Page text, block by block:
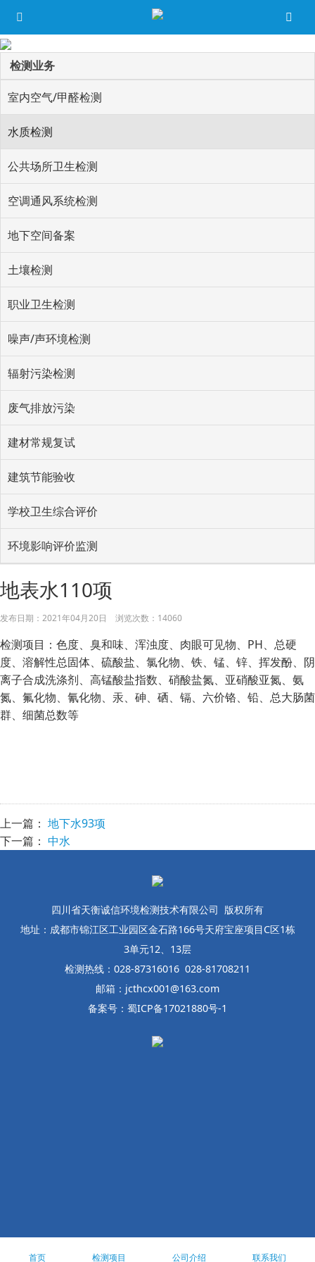
检测业务
室内空气/甲醛检测
水质检测
公共场所卫生检测
空调通风系统检测
地下空间备案
土壤检测
职业卫生检测
噪声/声环境检测
辐射污染检测
废气排放污染
建材常规复试
建筑节能验收
学校卫生综合评价
环境影响评价监测
地表水110项
发布日期： 2021年04月20日 浏览次数： 14060
检测项目：色度、臭和味、浑浊度、肉眼可见物、PH、总硬
度、溶解性总固体、硫酸盐、氯化物、铁、锰、锌、挥发酚、阴
离子合成洗涤剂、高锰酸盐指数、硝酸盐氮、亚硝酸亚氮、氨
氮、氟化物、氰化物、汞、砷、硒、镉、六价铬、铅、总大肠菌
群、细菌总数等
上一篇： 地下水93项
下一篇： 中水
四川省天衡诚信环境检测技术有限公司 版权所有
地址：成都市锦江区工业园区金石路166号天府宝座项目C区1栋
3单元12、13层
检测热线：028-87316016 028-81708211
邮箱：jcthcx001@163.com
备案号：蜀ICP备17021880号-1
首页 检测项目 公司介绍 联系我们